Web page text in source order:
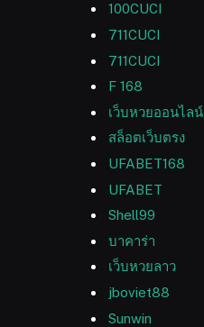
100CUCI
711CUCI
711CUCI
F 168
เว็บหวยออนไลน์
สล็อตเว็บตรง
UFABET168
UFABET
Shell99
บาคาร่า
เว็บหวยลาว
jboviet88
Sunwin